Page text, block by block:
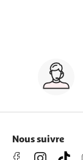
Nous suivre